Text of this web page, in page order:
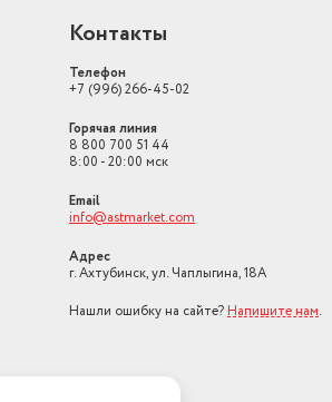
Контакты
Телефон
+7 (996) 266-45-02
Горячая линия
8 800 700 51 44
8:00 - 20:00 мск
Email
info@astmarket.com
Адрес
г. Ахтубинск, ул. Чаплыгина, 18А
Нашли ошибку на сайте? Напишите нам.